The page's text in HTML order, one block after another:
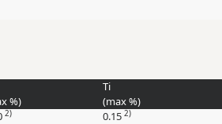
%)
Ti
(max%)
2) 0.15 2)